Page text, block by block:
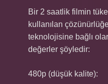
Bir 2 saatlik filmin
kullanılan çözünürlüğe
teknolojisine bağlı
değerler şöyledir:
480p (düşük kalite):